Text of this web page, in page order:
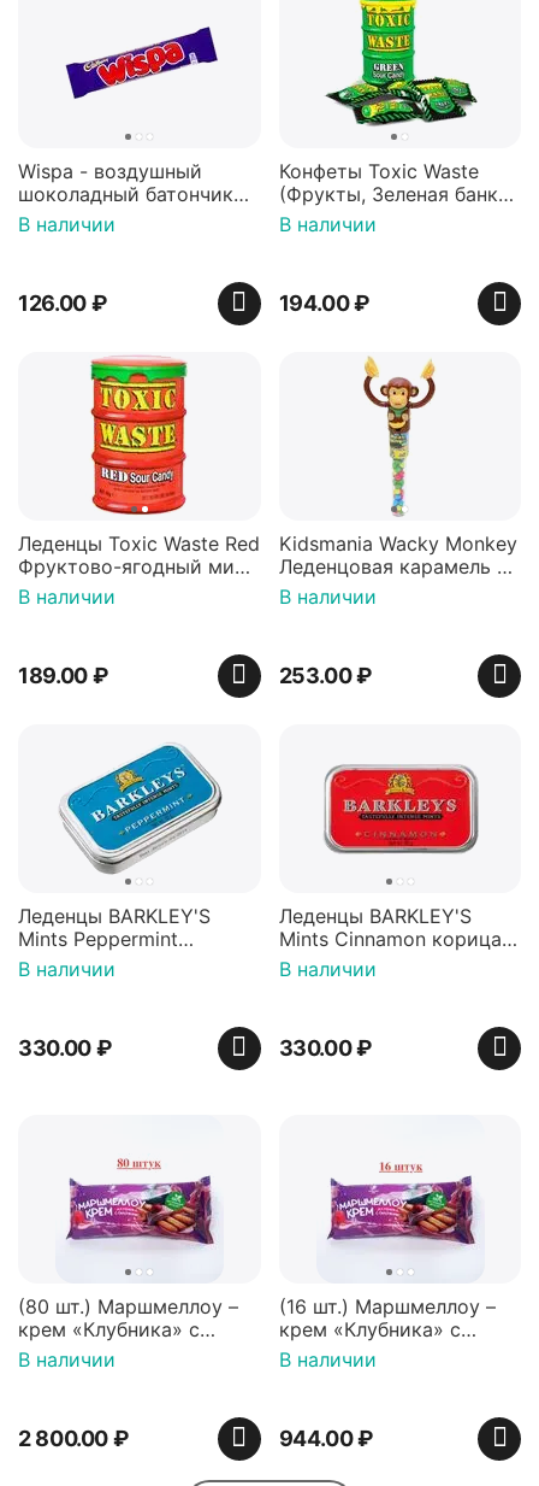
Wispa - воздушный
шоколадный батончик
36 гр
В наличии
126.00₽
Конфеты Toxic Waste
(Фрукты, Зеленая банка,
42 гр).
В наличии
194.00₽
Леденцы Toxic Waste Red
Фруктово-ягодный микс
Красная банка 42 г,
Пакистан
В наличии
189.00₽
Kidsmania Wacky Monkey
Леденцовая карамель с
игрушкой Ваки Манки
12г, Китай
В наличии
253.00₽
Леденцы BARKLEY'S
Mints Peppermint
перечная мята 50г,
Нидерланды
В наличии
330.00₽
Леденцы BARKLEY'S
Mints Cinnamon корица
50г, Нидерланды
В наличии
330.00₽
(80 шт.) Маршмеллоу –
крем «Клубника» с
палочками (ТМ
«Зефирный Лео»)
В наличии
2 800.00₽
(16 шт.) Маршмеллоу –
крем «Клубника» с
палочками (ТМ
«Зефирный Лео»)
В наличии
944.00₽